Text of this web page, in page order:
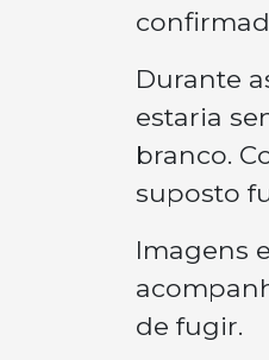
Durante
estaria
branco.
suposto
Imagens
de fugir.